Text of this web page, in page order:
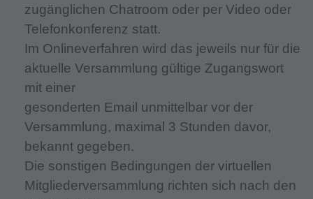
zugänglichen Chatroom oder per Video oder
Telefonkonferenz statt.
Im Onlineverfahren wird das jeweils nur für die
aktuelle Versammlung gültige Zugangswort
mit einer
gesonderten Email unmittelbar vor der
Versammlung, maximal 3 Stunden davor,
bekannt gegeben.
Die sonstigen Bedingungen der virtuellen
Mitgliederversammlung richten sich nach den